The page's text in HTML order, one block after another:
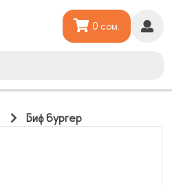
0 сом.
Биф бургер